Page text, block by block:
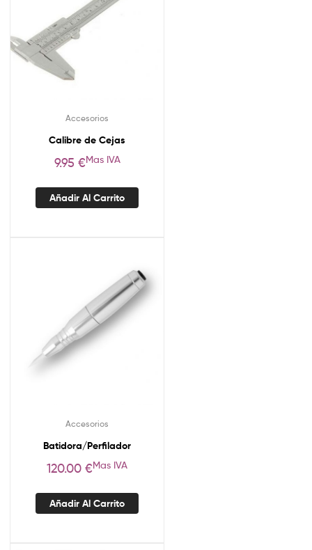
Accesorios
Calibre de Cejas
9.95 €Mas IVA
Añadir Al Carrito
Accesorios
Batidora/Perfilador
120.00 €Mas IVA
Añadir Al Carrito